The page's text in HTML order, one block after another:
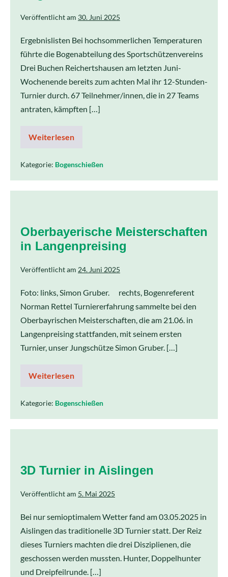
Veröffentlicht am 30. Juni 2025
Ergebnislisten Bei hochsommerlichen Temperaturen
führte die Bogenabteilung des Sportschützenvereins
Drei Buchen Reichertshausen am letzten Juni-
Wochenende bereits zum achten Mal ihr 12-Stunden-
Turnier durch. 67 Teilnehmer/innen, die in 27 Teams
antraten, kämpften […]
Weiterlesen
Kategorie: Bogenschießen
Oberbayerische Meisterschaften
in Langenpreising
Veröffentlicht am 24. Juni 2025
Foto: links, Simon Gruber. rechts, Bogenreferent
Norman Rettel Turniererfahrung sammelte bei den
Oberbayrischen Meisterschaften, die am 21.06. in
Langenpreising stattfanden, mit seinem ersten
Turnier, unser Jungschütze Simon Gruber. […]
Weiterlesen
Kategorie: Bogenschießen
3D Turnier in Aislingen
Veröffentlicht am 5. Mai 2025
Bei nur semioptimalem Wetter fand am 03.05.2025 in
Aislingen das traditionelle 3D Turnier statt. Der Reiz
dieses Turniers machten die drei Disziplienen, die
geschossen werden mussten. Hunter, Doppelhunter
und Dreipfeilrunde. […]